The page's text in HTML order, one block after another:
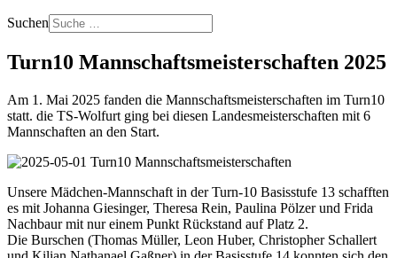
Suchen
Turn10 Mannschaftsmeisterschaften 2025
Am 1. Mai 2025 fanden die Mannschaftsmeisterschaften im Turn10
statt. die TS-Wolfurt ging bei diesen Landesmeisterschaften mit 6
Mannschaften an den Start.
Unsere Mädchen-Mannschaft in der Turn-10 Basisstufe 13 schafften
es mit Johanna Giesinger, Theresa Rein, Paulina Pölzer und Frida
Nachbaur mit nur einem Punkt Rückstand auf Platz 2.
Die Burschen (Thomas Müller, Leon Huber, Christopher Schallert